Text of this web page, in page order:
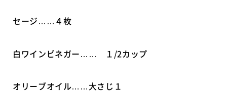
セージ……４枚
白ワインビネガー…… １/2カップ
オリーブオイル……大さじ１